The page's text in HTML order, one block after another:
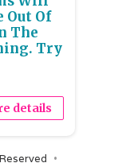
Out Of
The
Try
details